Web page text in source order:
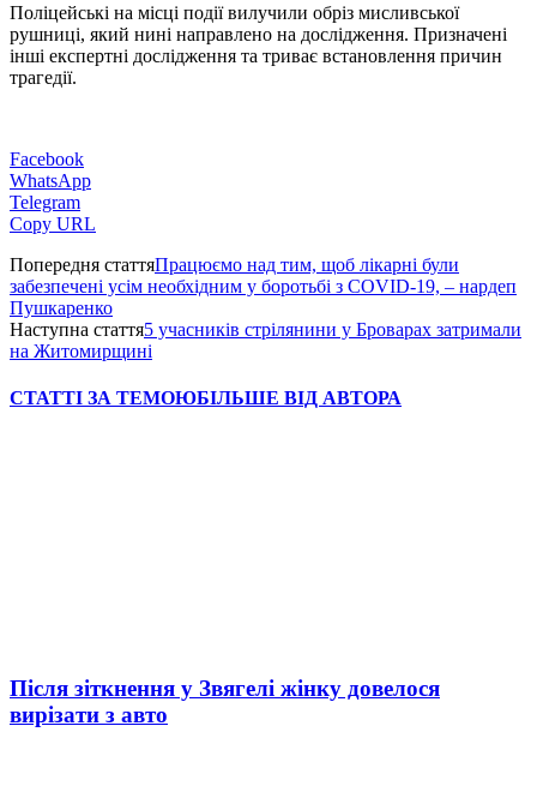
Поліцейські на місці події вилучили обріз мисливської
рушниці, який нині направлено на дослідження. Призначені
інші експертні дослідження та триває встановлення причин
трагедії.
Facebook
WhatsApp
Telegram
Copy URL
Попередня статтяПрацюємо над тим, щоб лікарні були
забезпечені усім необхідним у боротьбі з COVID-19, – нардеп
Пушкаренко
Наступна стаття5 учасників стрілянини у Броварах затримали
на Житомирщині
СТАТТІ ЗА ТЕМОЮБІЛЬШЕ ВІД АВТОРА
Після зіткнення у Звягелі жінку довелося
вирізати з авто